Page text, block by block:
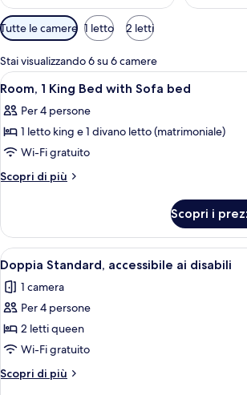
Filtri
disponibili
per
le
camere
Tutte le camere 1 letto 2 letti
Stai visualizzando 6 su 6 camere
Apri
tutte
le
foto
per
Room,
Bed
with
Sofa
bed
Una camera
7
Room, 1 King Bed with Sofa bed
Per 4 persone
1 letto king e 1 divano letto (matrimoniale)
Wi-Fi gratuito
Scopri di più
Altri
1
King
Bed
with
Sofa
bed
Scopri i
Apri
tutte
le
foto
per
Doppia
Standard,
accessibile
Camera
9
Doppia Standard, accessibile ai disabili
1 camera
Per 4 persone
2 letti queen
Wi-Fi gratuito
Scopri di più
Altri